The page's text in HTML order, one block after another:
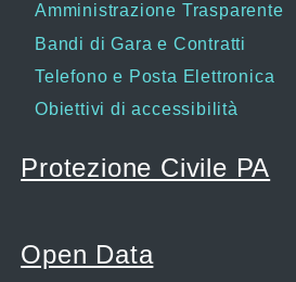
Amministrazione Trasparente
Bandi di Gara e Contratti
Telefono e Posta Elettronica
Obiettivi di accessibilità
Protezione Civile PA
Open Data